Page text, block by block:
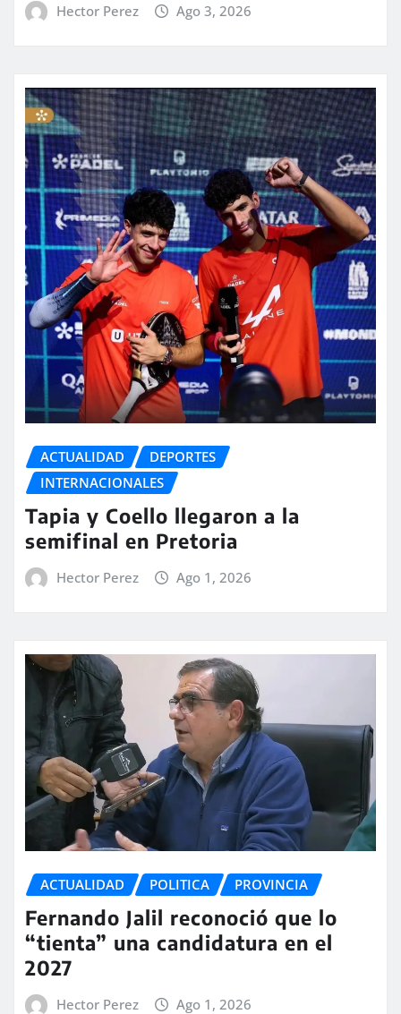
Hector Perez Ago 3, 2026
ACTUALIDAD
DEPORTES
INTERNACIONALES
Tapia y Coello llegaron a la
semifinal en Pretoria
Hector Perez Ago 1, 2026
ACTUALIDAD POLITICA PROVINCIA
Fernando Jalil reconoció que lo
“tienta” una candidatura en el
2027
Hector Perez Ago 1, 2026